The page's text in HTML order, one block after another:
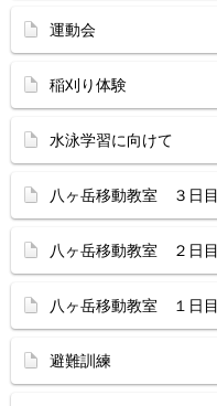
運動会
稲刈り体験
水泳学習に向けて
八ヶ岳移動教室 ３日目
八ヶ岳移動教室 ２日目
八ヶ岳移動教室 １日目
避難訓練